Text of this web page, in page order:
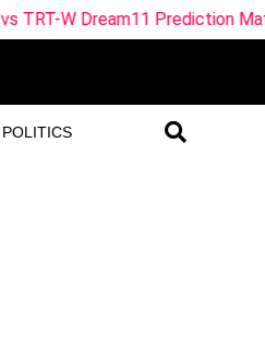
POLITICS
Match 25 | The Hundred